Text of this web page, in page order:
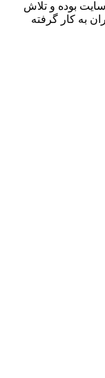
بوده و تلاش
به کار گرفته